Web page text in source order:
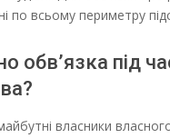
по всьому периметру
обв’язка під
власники